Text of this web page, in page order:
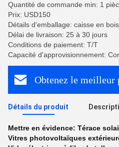
Quantité de commande min: 1
Prix: USD150
Détails d'emballage: caisse en bois
Délai de livraison: 25 à 30 jours
Conditions de paiement: T/T
Capacité d'approvisionnement:
Obtenez le meilleur
Détails du produit
Mettre en évidence: Térace
Vitres photovoltaïques